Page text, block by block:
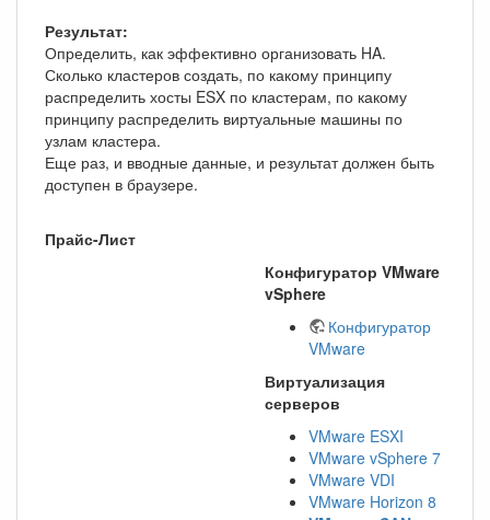
Результат:
Определить, как эффективно организовать HA.
Сколько кластеров создать, по какому принципу
распределить хосты ESX по кластерам, по какому
принципу распределить виртуальные машины по
узлам кластера.
Еще раз, и вводные данные, и результат должен быть
доступен в браузере.
Конфигуратор VMware
vSphere
Конфигуратор
VMware
Виртуализация
серверов
VMware ESXI
VMware vSphere 7
VMware VDI
VMware Horizon 8
Прайс-Лист